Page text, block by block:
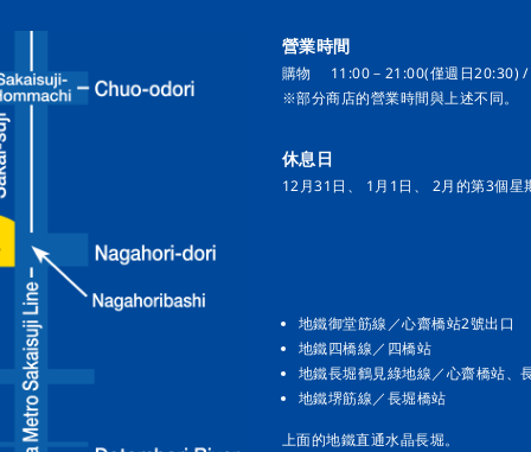
營業時間
購物 11:00－21:00(僅週日20:30)
※部分商店的營業時間與上述不同。
休息日
12月31日、 1月1日、 2月的第3個星
地鐵御堂筋線／心齋橋站2號出口
地鐵四橋線／四橋站
地鐵長堀鶴見綠地線／心齋橋站、
地鐵堺筋線／長堀橋站
上面的地鐵直通水晶長堀。